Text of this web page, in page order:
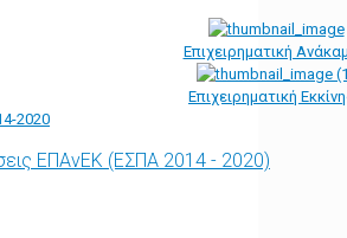
Επιχειρηματική
Επιχειρηματική
2020
ΕΠΑνΕΚ (ΕΣΠΑ 2014 - 2020)